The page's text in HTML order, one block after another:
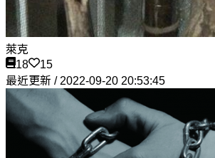
萊克
18
15
最近更新 / 2022-09-20 20:53:45